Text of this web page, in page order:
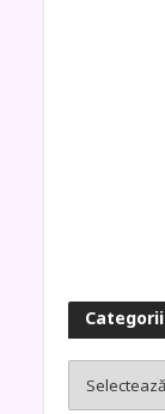
Categorii